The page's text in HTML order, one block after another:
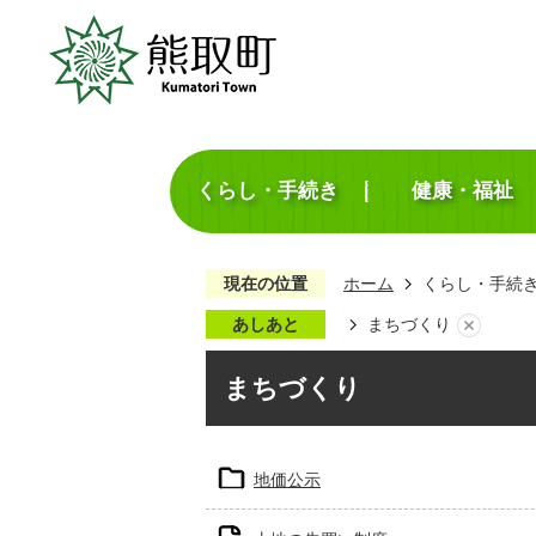
くらし・手続き 健康・福祉
現在の位置 ホーム くらし・手続き
あしあと まちづくり
まちづくり
地価公示